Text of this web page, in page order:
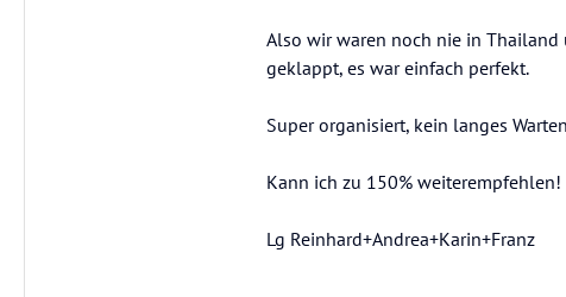
Also wir waren noch nie in Thailand
geklappt, es war einfach perfekt.
Super organisiert, kein langes
Kann ich zu 150% weiterempfehlen!
Lg Reinhard+Andrea+Karin+Franz